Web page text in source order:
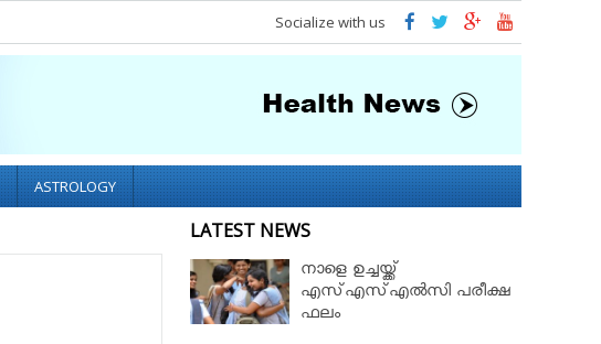
Socialize with us
ASTROLOGY
LATEST NEWS
നാളെ ഉച്ചയ്ക്ക്
എസ്എസ്എല്‍സി പരീക്ഷ
ഫലം